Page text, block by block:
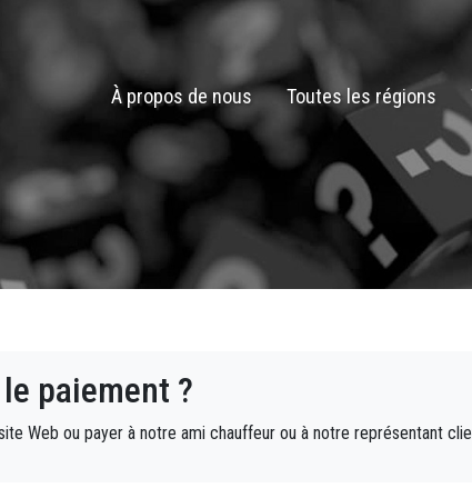
À propos de nous Toutes les régions
paiement ?
Web ou payer à notre ami chauffeur ou à notre représentant